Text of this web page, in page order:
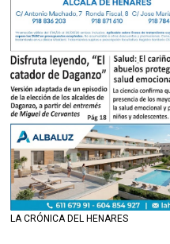
LA CRÓNICA DEL HENARES